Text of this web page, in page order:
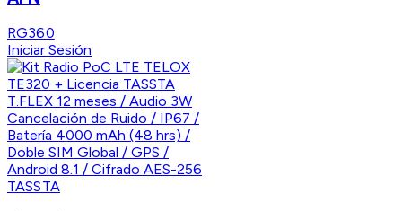
RG360
Iniciar Sesión
TASSTA